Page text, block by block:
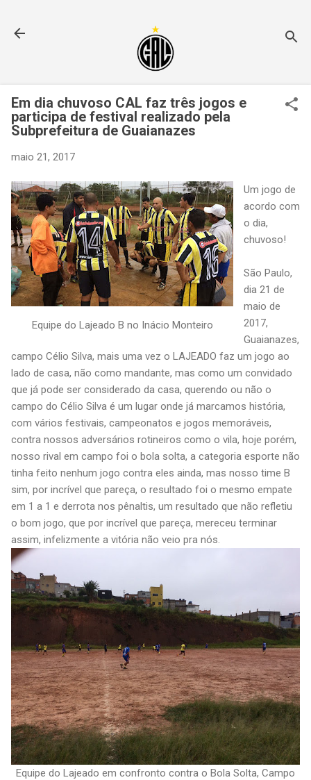
Em dia chuvoso CAL faz três jogos e
participa de festival realizado pela
Subprefeitura de Guaianazes
maio 21, 2017
Equipe do Lajeado B no Inácio Monteiro
Um jogo de
acordo com
o dia,
chuvoso!
São Paulo,
dia 21 de
maio de
2017,
Guaianazes,
campo Célio Silva, mais uma vez o LAJEADO faz um jogo ao
lado de casa, não como mandante, mas como um convidado
que já pode ser considerado da casa, querendo ou não o
campo do Célio Silva é um lugar onde já marcamos história,
com vários festivais, campeonatos e jogos memoráveis,
contra nossos adversários rotineiros como o vila, hoje porém,
nosso rival em campo foi o bola solta, a categoria esporte não
tinha feito nenhum jogo contra eles ainda, mas nosso time B
sim, por incrível que pareça, o resultado foi o mesmo empate
em 1 a 1 e derrota nos pênaltis, um resultado que não refletiu
o bom jogo, que por incrível que pareça, mereceu terminar
assim, infelizmente a vitória não veio pra nós.
Equipe do Lajeado em confronto contra o Bola Solta, Campo